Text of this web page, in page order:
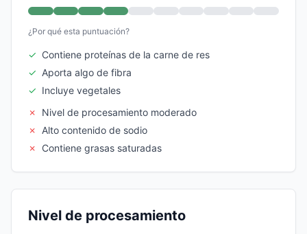
¿Por qué esta puntuación?
✓ Contiene proteínas de la carne de res
✓ Aporta algo de fibra
✓ Incluye vegetales
✗
Nivel de procesamiento moderado
✗
Alto contenido de sodio
✗
Contiene grasas saturadas
Nivel de procesamiento